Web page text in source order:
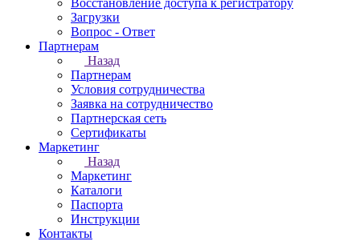
Восстановление доступа к регистратору
Загрузки
Вопрос - Ответ
Партнерам
Назад
Партнерам
Условия сотрудничества
Заявка на сотрудничество
Партнерская сеть
Сертификаты
Маркетинг
Назад
Маркетинг
Каталоги
Паспорта
Инструкции
Контакты